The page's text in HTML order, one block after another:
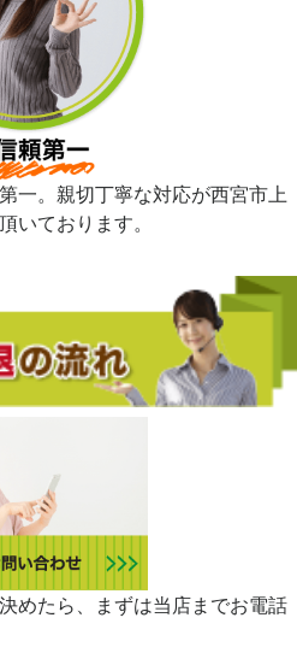
一。親切丁寧な対応が西宮市上
いております。
めたら、まずは当店までお電話